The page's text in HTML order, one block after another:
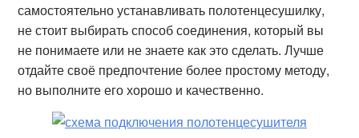
самостоятельно устанавливать полотенцесушилку,
не стоит выбирать способ соединения, который вы
не понимаете или не знаете как это сделать. Лучше
отдайте своё предпочтение более простому методу,
но выполните его хорошо и качественно.